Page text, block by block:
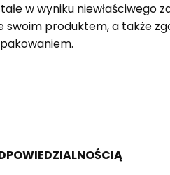
w wyniku
produktem, a także